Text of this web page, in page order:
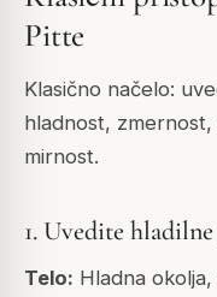
Pitte
Klasično načelo:
hladnost,
mirnost.
1. Uvedite
Telo: Hladna